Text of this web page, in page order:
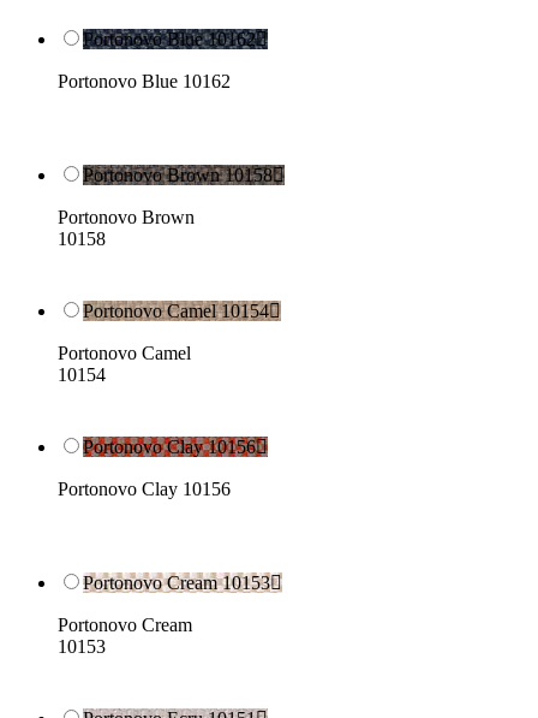
Portonovo Blue 10162
Portonovo Blue 10162
Portonovo Brown 10158
Portonovo Brown
10158
Portonovo Camel 10154
Portonovo Camel
10154
Portonovo Clay 10156
Portonovo Clay 10156
Portonovo Cream 10153
Portonovo Cream
10153